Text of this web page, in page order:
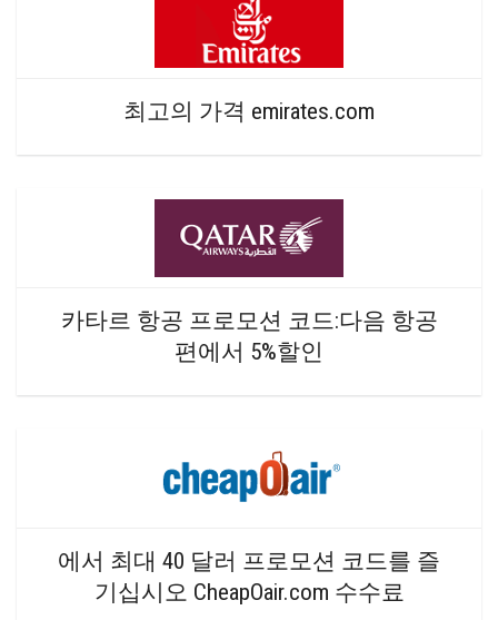
최고의 가격 emirates.com
카타르 항공 프로모션 코드:다음 항공
편에서 5%할인
에서 최대 40 달러 프로모션 코드를 즐
기십시오 CheapOair.com 수수료